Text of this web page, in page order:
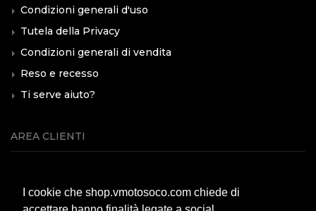
I cookie che shop.vmotosoco.com chiede di
Condizioni generali d'uso
Tutela della Privacy
Condizioni generali di vendita
Reso e recesso
Ti serve aiuto?
AREA CLIENTI
Modalità di pagamento